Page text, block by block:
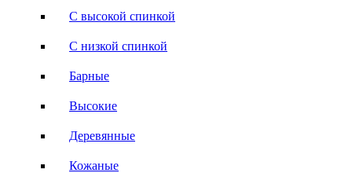
С высокой спинкой
С низкой спинкой
Барные
Высокие
Деревянные
Кожаные